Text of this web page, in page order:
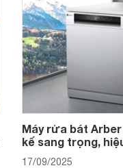
người.
Máy rửa bát
kế sang trọng,
17/09/2025